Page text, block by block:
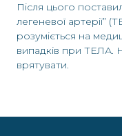
Після цього
легеневої артерії”
розуміється на
випадків при ТЕЛА.
врятувати.